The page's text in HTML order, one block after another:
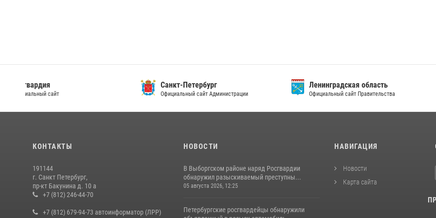
Официальный сайт Администрации
Ленинградская область
Официальный сайт Правительства
Главное управление МВД
по г.Санкт-Петербургу и
КОНТАКТЫ
191144
г. Санкт Петербург,
пр-кт Бакунина д. 10 а
+7 (812) 246-44-70
+7 (812) 679-94-73 автоинформатор (ЛРР)
НОВОСТИ
В Выборгском районе наряд Росгвардии
обнаружил разыскиваемый преступны...
05 августа 2026, 12:25
Петербургские росгвардейцы обнаружили
НАВИГАЦИЯ
Новости
Карта сайта